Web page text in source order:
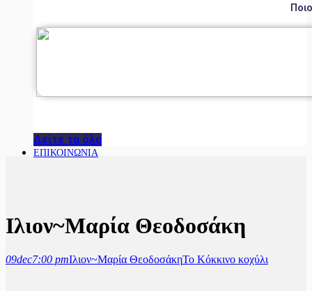
Δείτε τα όλα
ΕΠΙΚΟΙΝΩΝΙΑ
Ιλιον~Μαρία Θεοδοσάκη
09dec7:00 pmΙλιον~Μαρία ΘεοδοσάκηΤο Κόκκινο κοχύλι